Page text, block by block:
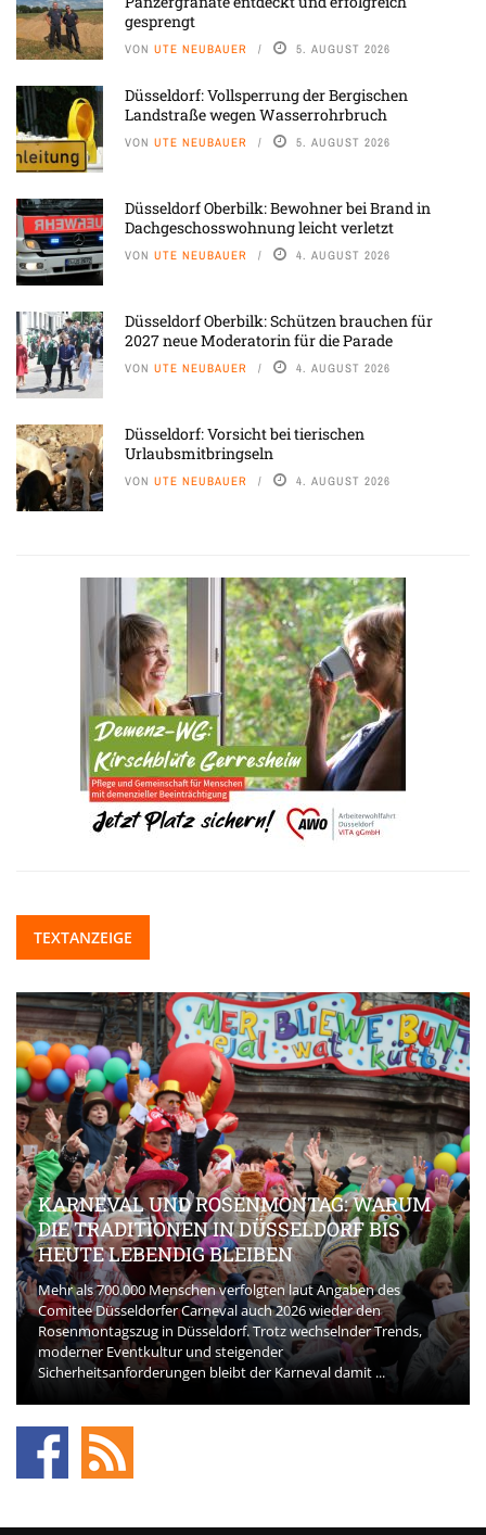
gesprengt
VON UTE NEUBAUER 5. AUGUST 2026
Düsseldorf: Vollsperrung der Bergischen
Landstraße wegen Wasserrohrbruch
VON UTE NEUBAUER 5. AUGUST 2026
Düsseldorf Oberbilk: Bewohner bei Brand in
Dachgeschosswohnung leicht verletzt
VON UTE NEUBAUER 4. AUGUST 2026
Düsseldorf Oberbilk: Schützen brauchen für
2027 neue Moderatorin für die Parade
VON UTE NEUBAUER 4. AUGUST 2026
Düsseldorf: Vorsicht bei tierischen
Urlaubsmitbringseln
VON UTE NEUBAUER 4. AUGUST 2026
TEXTANZEIGE
KARNEVAL UND ROSENMONTAG: WARUM
DIE TRADITIONEN IN DÜSSELDORF BIS
HEUTE LEBENDIG BLEIBEN
Mehr als 700.000 Menschen verfolgten laut Angaben des
Comitee Düsseldorfer Carneval auch 2026 wieder den
Rosenmontagszug in Düsseldorf. Trotz wechselnder Trends,
moderner Eventkultur und steigender
Sicherheitsanforderungen bleibt der Karneval damit ...